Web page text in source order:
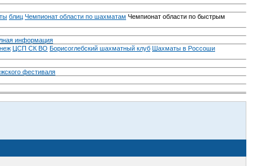
блиц Чемпионат области по шахматам Чемпионат области по быстрым
информация
ЦСП СК ВО Борисоглебский шахматный клуб Шахматы в Россоши
фестиваля